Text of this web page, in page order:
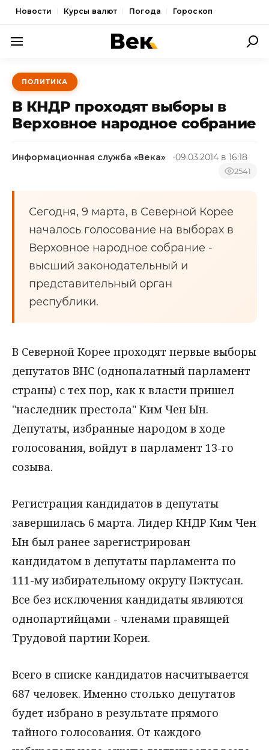
Новости Курсы валют Погода Гороскоп
ПОЛИТИКА
ЭКОНОМИКА
ОБЩЕСТВО
КУЛЬТУРА
НОВОСТИ
ПОЛИТИКА
В КНДР проходят выборы в
Верховное народное собрание
Информационная служба «Века» 09.03.2014 в 16:18
2541
Сегодня, 9 марта, в Северной Корее
началось голосование на выборах в
Верховное народное собрание -
высший законодательный и
представительный орган
республики.
В Северной Корее проходят первые выборы
депутатов ВНС (однопалатный парламент
страны) с тех пор, как к власти пришел
"наследник престола" Ким Чен Ын.
Депутаты, избранные народом в ходе
голосования, войдут в парламент 13-го
созыва.
Регистрация кандидатов в депутаты
завершилась 6 марта. Лидер КНДР Ким Чен
Ын был ранее зарегистрирован
кандидатом в депутаты парламента по
111-му избирательному округу Пэктусан.
Все без исключения кандидаты являются
однопартийцами - членами правящей
Трудовой партии Кореи.
Всего в списке кандидатов насчитывается
687 человек. Именно столько депутатов
будет избрано в результате прямого
тайного голосования. От каждого